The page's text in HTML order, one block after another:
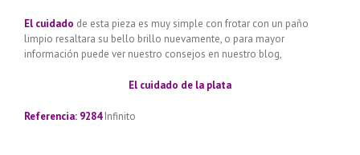
El cuidado de esta pieza es muy simple con frotar con un paño
limpio resaltara su bello brillo nuevamente, o para mayor
información puede ver nuestro consejos en nuestro blog,
El cuidado de la plata
Referencia: 9284Infinito